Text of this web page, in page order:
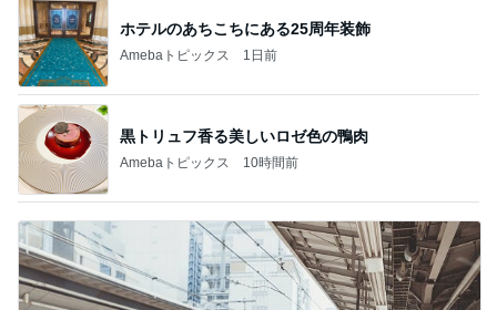
ホテルのあちこちにある25周年装飾
Amebaトピックス 1日前
黒トリュフ香る美しいロゼ色の鴨肉
Amebaトピックス 10時間前